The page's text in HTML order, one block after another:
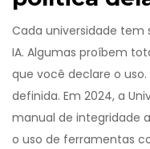
Cada universidade tem
IA. Algumas proíbem
que você declare o
definida. Em 2024, a
manual de integridade
o uso de ferramentas